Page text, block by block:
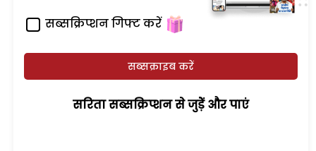
सब्सक्रिप्शन गिफ्ट करें
सब्सक्राइब करें
सरिता सब्सक्रिप्शन से जुड़ेें और पाएं